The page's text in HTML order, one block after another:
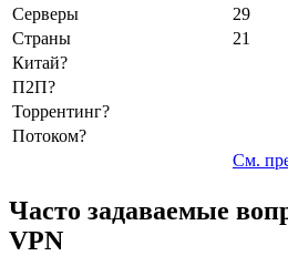
Серверы
29
Страны
21
Китай?
П2П?
Торрентинг?
Потоком?
См.
Часто задаваемые
VPN